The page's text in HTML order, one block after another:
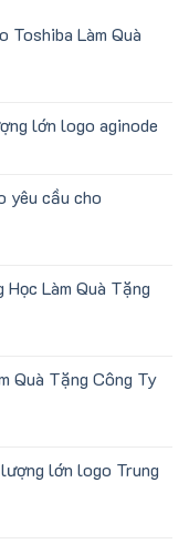
Toshiba Làm Quà
lớn logo aginode
yêu cầu cho
Làm Quà Tặng
Quà Tặng Công Ty
lớn logo Trung